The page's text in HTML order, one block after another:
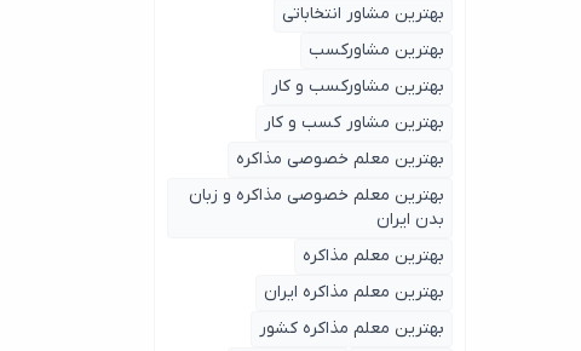
بهترین مشاور انتخاباتی
بهترین مشاورکسب
بهترین مشاورکسب و کار
بهترین مشاور کسب و کار
بهترین معلم خصوصی مذاکره
بهترین معلم خصوصی مذاکره و زبان
بدن ایران
بهترین معلم مذاکره
بهترین معلم مذاکره ایران
بهترین معلم مذاکره کشور